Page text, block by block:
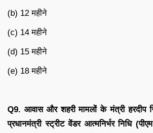
(b) 12 महीने
(c) 14 महीने
(d) 15 महीने
(e) 18 महीने
Q9. आवास और शहरी मामलों के मंत्री हरदीप
प्रधानमंत्री स्ट्रीट वेंडर आत्मनिर्भर निधि